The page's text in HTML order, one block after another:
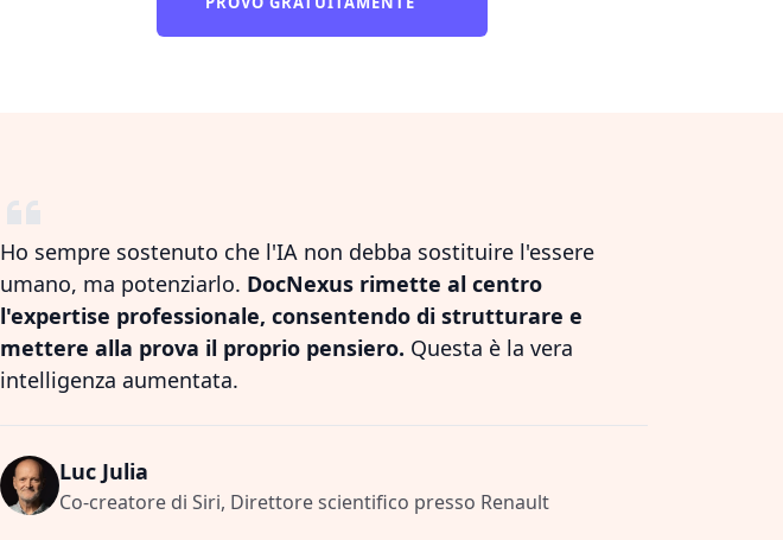
Ho sempre sostenuto che l'IA non debba sostituire l'essere
umano, ma potenziarlo. DocNexus rimette al centro
l'expertise professionale, consentendo di strutturare e
mettere alla prova il proprio pensiero. Questa è la vera
intelligenza aumentata.
Luc Julia
Co-creatore di Siri, Direttore scientifico presso Renault